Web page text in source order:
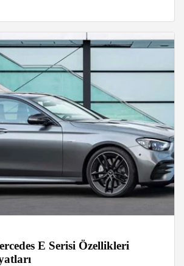
E Serisi Özellikleri